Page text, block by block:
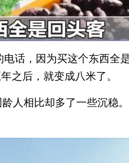
话，因为买这个东西全
之后，就变成八米了。
人相比却多了一些沉稳